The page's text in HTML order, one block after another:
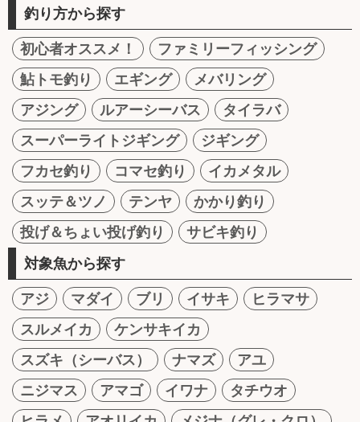
釣り方から探す
初心者オススメ！
ファミリーフィッシング
鮎トモ釣り
エギング
メバリング
アジング
ルアーシーバス
タイラバ
スーパーライトジギング
ジギング
フカセ釣り
コマセ釣り
イカメタル
スッテ＆ツノ
テンヤ
かかり釣り
投げ＆ちょい投げ釣り
サビキ釣り
対象魚から探す
アジ マダイ ブリ イサキ
ヒラマサ
スルメイカ
ケンサキイカ
スズキ（シーバス）
ナマズ
アユ
ニジマス
アマゴ イワナ
タチウオ